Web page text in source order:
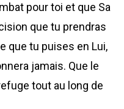
pour toi et que Sa
que tu prendras
que tu puises en Lui,
jamais. Que le
tout au long de